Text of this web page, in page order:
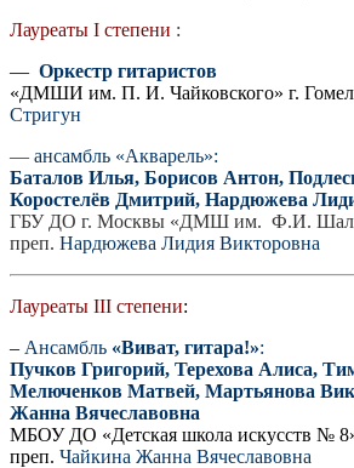
Лауреаты I степени :
— Оркестр гитаристов
«ДМШИ им. П. И. Чайковского» г.
Стригун
— ансамбль «Акварель»:
Баталов Илья, Борисов Антон,
Коростелёв Дмитрий, Нардюжева
ГБУ ДО г. Москвы «ДМШ им. Ф.И.
преп. Нардюжева Лидия Викторовна
Лауреаты III степени:
– Ансамбль «Виват, гитара!»:
Пучков Григорий, Терехова Алиса,
Мелюченков Матвей, Мартьянова
Жанна Вячеславовна
МБОУ ДО «Детская школа искусств №
преп. Чайкина Жанна Вячеславовна